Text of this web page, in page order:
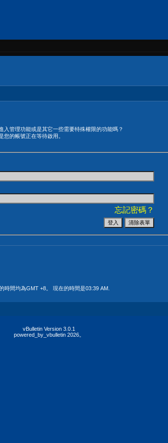
管理功能或是其它一些需要特殊權限的功能嗎？
的帳號正在等待啟用。
忘記密碼？
時間均為GMT +8。 現在的時間是03:39 AM
vBulletin Version 3.0.1
powered_by_vbulletin 2026。